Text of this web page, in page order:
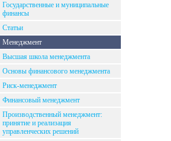
Государственные и муниципальные
финансы
Статьи
Менеджмент
Высшая школа менеджмента
Основы финансового менеджмента
Риск-менеджмент
Финансовый менеджмент
Производственный менеджмент:
принятие и реализация
управленческих решений